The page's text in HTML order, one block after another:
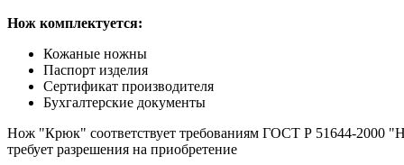
Нож комплектуется:
Кожаные ножны
Паспорт изделия
Сертификат производителя
Бухгалтерские документы
Нож "Крюк" соответствует требованиям ГОСТ Р 51644-2000
требует разрешения на приобретение